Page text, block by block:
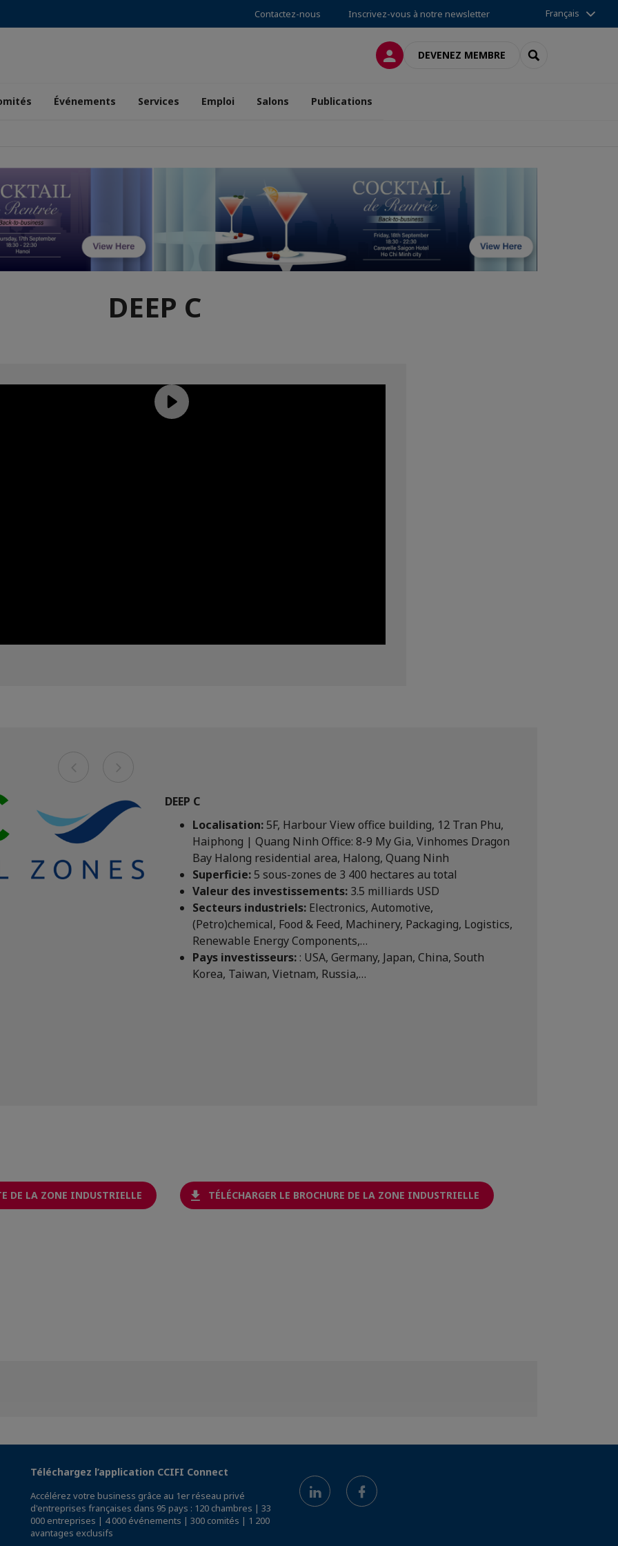
Contactez-nous Inscrivez-vous à notre newsletter Français
CONNEXIONDEVENEZ MEMBRE RECHERCHER
Événements Services Emploi Salons Publications
DEEP C
Previous
DEEP C
Localisation:5F, Harbour View office building, 12 Tran Phu,
Haiphong | Quang Ninh Office: 8-9 My Gia, Vinhomes Dragon
Bay Halong residential area, Halong, Quang Ninh
Superficie:5 sous-zones de 3 400 hectares au total
Valeur des investissements: 3.5 milliards USD
Secteurs industriels: Electronics, Automotive,
(Petro)chemical, Food & Feed, Machinery, Packaging, Logistics,
Renewable Energy Components,…
Pays investisseurs:: USA, Germany, Japan, China, South
Korea, Taiwan, Vietnam, Russia,…
DE LA ZONE INDUSTRIELLE TÉLÉCHARGER LE BROCHURE DE LA ZONE INDUSTRIELLE
Téléchargez l’application CCIFI Connect
Accélérez votre business grâce au 1er réseau privé
d'entreprises françaises dans 95 pays : 120 chambres | 33
000 entreprises | 4 000 événements | 300 comités | 1 200
avantages exclusifs